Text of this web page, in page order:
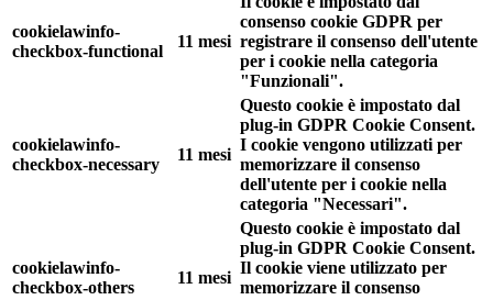
cookielawinfo-
checkbox-functional
11 mesi
consenso cookie GDPR per
registrare il consenso dell'utente
per i cookie nella categoria
"Funzionali".
cookielawinfo-
checkbox-necessary
11 mesi
Questo cookie è impostato dal
plug-in GDPR Cookie Consent.
I cookie vengono utilizzati per
memorizzare il consenso
dell'utente per i cookie nella
categoria "Necessari".
cookielawinfo-
checkbox-others
11 mesi
Questo cookie è impostato dal
plug-in GDPR Cookie Consent.
Il cookie viene utilizzato per
memorizzare il consenso